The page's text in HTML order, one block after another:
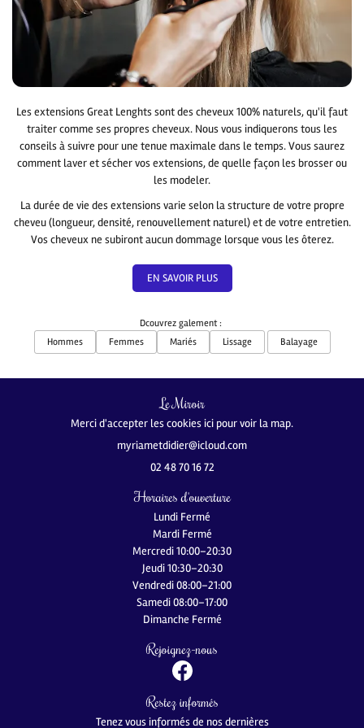
Lesextensions Great Lenghtssont des cheveux 100% naturels, qu'il faut
traiter comme ses propres cheveux. Nous vous indiquerons tous les
conseils à suivre pour une tenue maximale dans le temps. Vous saurez
comment laver et sécher vos extensions, de quelle façon les brosser ou
les modeler.
La durée de vie des extensions varie selon la structure de votre propre
cheveu (longueur, densité, renouvellement naturel) et de votre entretien.
Vos cheveux ne subiront aucun dommage lorsque vous les ôterez.
EN SAVOIR PLUS
Dcouvrez galement :
Hommes
Femmes Mariés Lissage Balayage
Le Miroir
Merci d'accepter les cookiesici pour voir la map.
02 48 70 16 72
Horaires d'ouverture
Lundi Fermé
Mardi Fermé
Mercredi 10:00–20:30
Jeudi 10:30–20:30
Vendredi 08:00–21:00
Samedi 08:00–17:00
Dimanche Fermé
Rejoignez-nous
Restez informés
Tenez vous informés de nos dernières